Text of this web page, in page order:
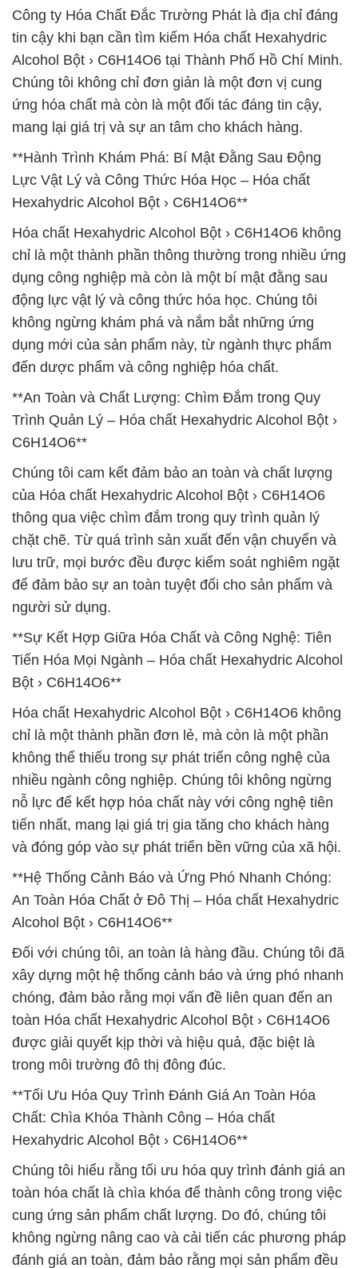
Công ty Hóa Chất Đắc Trường Phát là địa chỉ đáng
tin cậy khi bạn cần tìm kiếm Hóa chất Hexahydric
Alcohol Bột › C6H14O6 tại Thành Phố Hồ Chí Minh.
Chúng tôi không chỉ đơn giản là một đơn vị cung
ứng hóa chất mà còn là một đối tác đáng tin cậy,
mang lại giá trị và sự an tâm cho khách hàng.
**Hành Trình Khám Phá: Bí Mật Đằng Sau Động
Lực Vật Lý và Công Thức Hóa Học – Hóa chất
Hexahydric Alcohol Bột › C6H14O6**
Hóa chất Hexahydric Alcohol Bột › C6H14O6 không
chỉ là một thành phần thông thường trong nhiều ứng
dụng công nghiệp mà còn là một bí mật đằng sau
động lực vật lý và công thức hóa học. Chúng tôi
không ngừng khám phá và nắm bắt những ứng
dụng mới của sản phẩm này, từ ngành thực phẩm
đến dược phẩm và công nghiệp hóa chất.
**An Toàn và Chất Lượng: Chìm Đắm trong Quy
Trình Quản Lý – Hóa chất Hexahydric Alcohol Bột ›
C6H14O6**
Chúng tôi cam kết đảm bảo an toàn và chất lượng
của Hóa chất Hexahydric Alcohol Bột › C6H14O6
thông qua việc chìm đắm trong quy trình quản lý
chặt chẽ. Từ quá trình sản xuất đến vận chuyển và
lưu trữ, mọi bước đều được kiểm soát nghiêm ngặt
để đảm bảo sự an toàn tuyệt đối cho sản phẩm và
người sử dụng.
**Sự Kết Hợp Giữa Hóa Chất và Công Nghệ: Tiên
Tiến Hóa Mọi Ngành – Hóa chất Hexahydric Alcohol
Bột › C6H14O6**
Hóa chất Hexahydric Alcohol Bột › C6H14O6 không
chỉ là một thành phần đơn lẻ, mà còn là một phần
không thể thiếu trong sự phát triển công nghệ của
nhiều ngành công nghiệp. Chúng tôi không ngừng
nỗ lực để kết hợp hóa chất này với công nghệ tiên
tiến nhất, mang lại giá trị gia tăng cho khách hàng
và đóng góp vào sự phát triển bền vững của xã hội.
**Hệ Thống Cảnh Báo và Ứng Phó Nhanh Chóng:
An Toàn Hóa Chất ở Đô Thị – Hóa chất Hexahydric
Alcohol Bột › C6H14O6**
Đối với chúng tôi, an toàn là hàng đầu. Chúng tôi đã
xây dựng một hệ thống cảnh báo và ứng phó nhanh
chóng, đảm bảo rằng mọi vấn đề liên quan đến an
toàn Hóa chất Hexahydric Alcohol Bột › C6H14O6
được giải quyết kịp thời và hiệu quả, đặc biệt là
trong môi trường đô thị đông đúc.
**Tối Ưu Hóa Quy Trình Đánh Giá An Toàn Hóa
Chất: Chìa Khóa Thành Công – Hóa chất
Hexahydric Alcohol Bột › C6H14O6**
Chúng tôi hiểu rằng tối ưu hóa quy trình đánh giá an
toàn hóa chất là chìa khóa để thành công trong việc
cung ứng sản phẩm chất lượng. Do đó, chúng tôi
không ngừng nâng cao và cải tiến các phương pháp
đánh giá an toàn, đảm bảo rằng mọi sản phẩm đều